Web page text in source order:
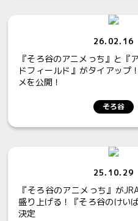
26.02.16
『そろ谷のアニメっち』と『
ドフィールド』がタイアップ
メを公開！
そろ谷
25.10.29
『そろ谷のアニメっち』が
盛り上げる！『そろ谷のけい
決定